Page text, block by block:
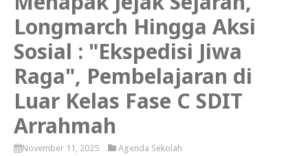
Longmarch Hingga Aksi
Sosial : "Ekspedisi Jiwa
Raga", Pembelajaran di
Luar Kelas Fase C SDIT
Arrahmah
November 11, 2025 Agenda Sekolah